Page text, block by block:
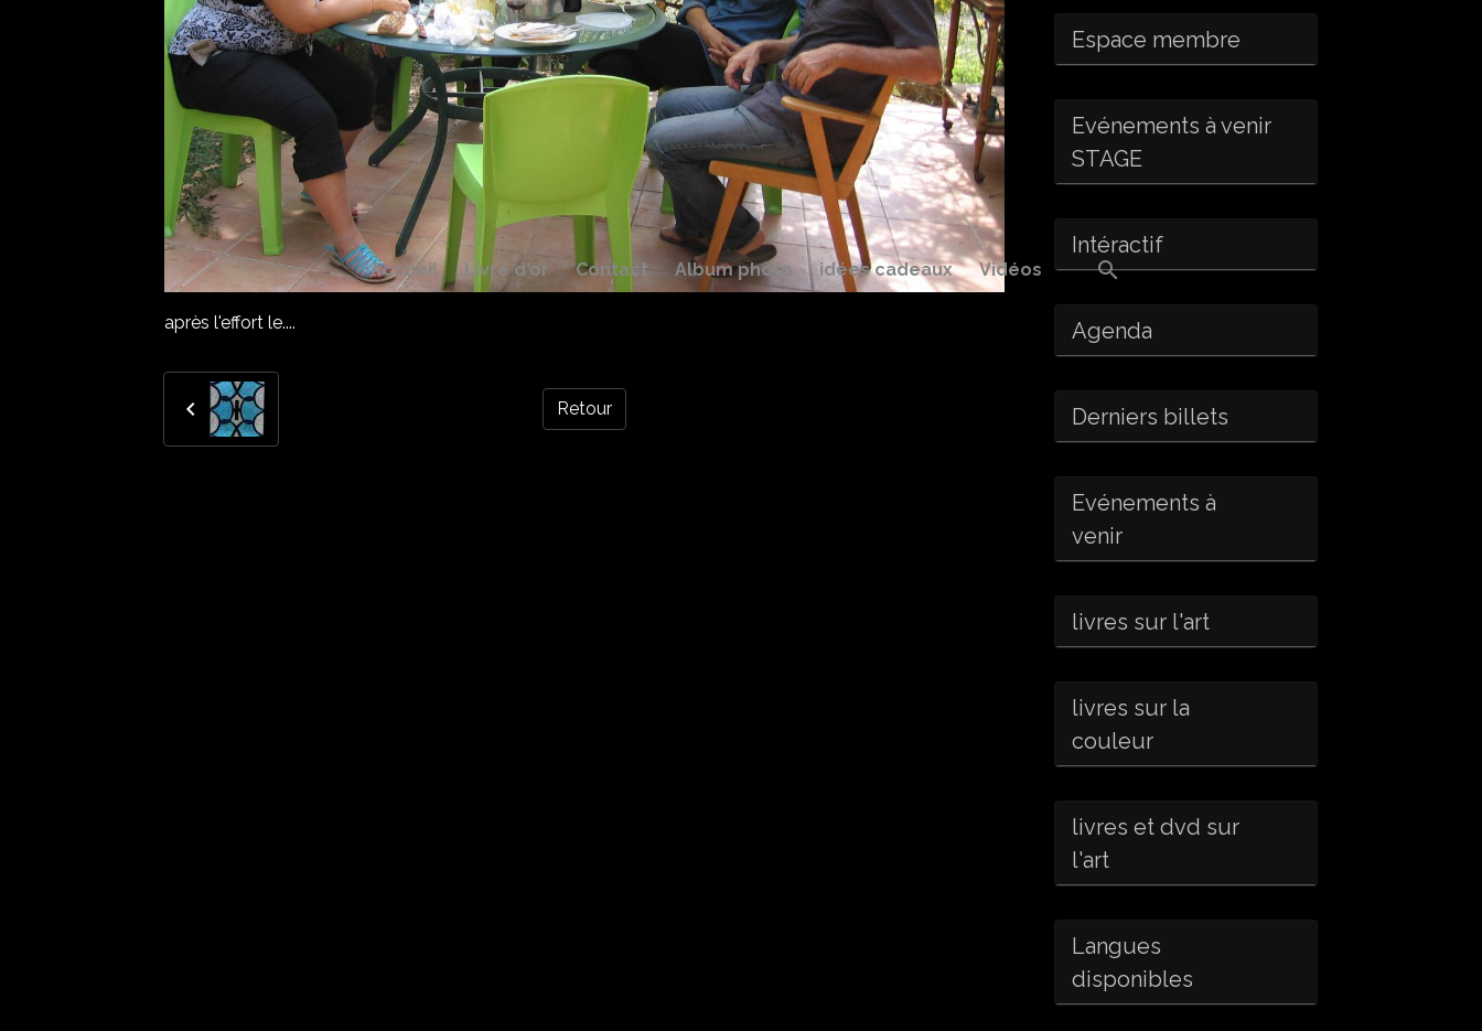
Accueil Livre d'or Contact Album photo idées cadeaux Vidéos
après l'effort le....
Retour
Espace membre
Evénements à venir
STAGE
Intéractif
Agenda
Derniers billets
Evénements à
venir
livres sur l'art
livres sur la
couleur
livres et dvd sur
l'art
Langues
disponibles